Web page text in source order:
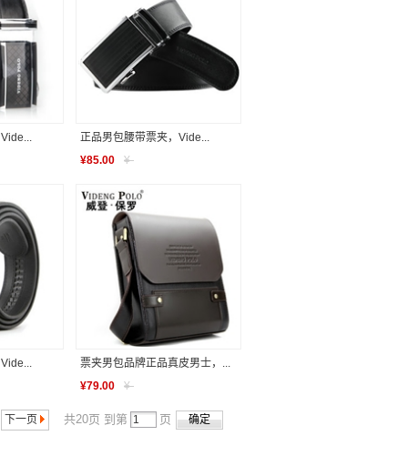
正品男包腰带票夹，Vide...
¥85.00 ¥-
票夹男包品牌正品真皮男士，...
¥79.00 ¥-
下一页 共20页 到第 页